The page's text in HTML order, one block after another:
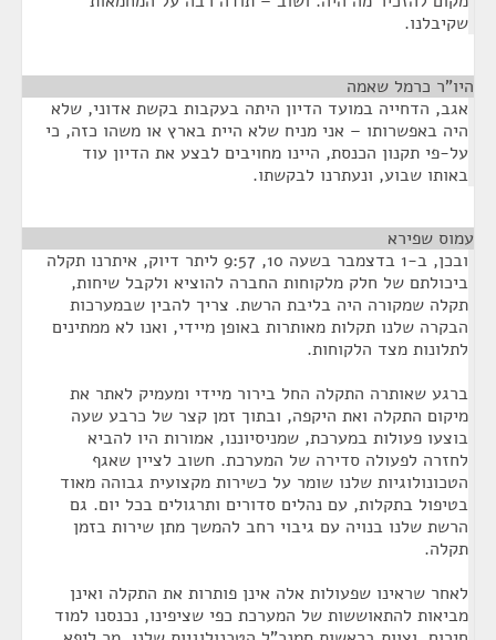
שקיבלנו.
היו"ר כרמל שאמה
אגב, הדחייה במועד הדיון היתה בעקבות בקשת אדוני, שלא
היה באפשרותו – אני מניח שלא היית בארץ או משהו כזה, כי
על-פי תקנון הכנסת, היינו מחויבים לבצע את הדיון עוד
באותו שבוע, ונעתרנו לבקשתו.
עמוס שפירא
ובכן, ב-1 בדצמבר בשעה 10, 9:57 ליתר דיוק, איתרנו תקלה
ביכולתם של חלק מלקוחות החברה להוציא ולקבל שיחות,
תקלה שמקורה היה בליבת הרשת. צריך להבין שבמערכות
הבקרה שלנו תקלות מאותרות באופן מיידי, ואנו לא ממתינים
לתלונות מצד הלקוחות.
ברגע שאותרה התקלה החל בירור מיידי ומעמיק לאתר את
מיקום התקלה ואת היקפה, ובתוך זמן קצר של כרבע שעה
בוצעו פעולות במערכת, שמניסיוננו, אמורות היו להביא
לחזרה לפעולה סדירה של המערכת. חשוב לציין שאגף
הטכונולוגיות שלנו שומר על כשירות מקצועית גבוהה מאוד
בטיפול בתקלות, עם נהלים סדורים ותרגולים בכל יום. גם
הרשת שלנו בנויה עם גיבוי רחב להמשך מתן שירות בזמן
תקלה.
לאחר שראינו שפעולות אלה אינן פותרות את התקלה ואינן
מביאות להתאוששות של המערכת כפי שציפינו, נכנסנו למוד